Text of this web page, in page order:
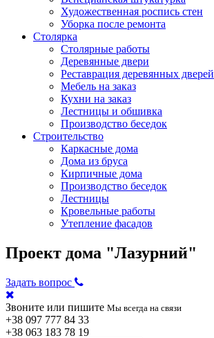
Художественная роспись стен
Уборка после ремонта
Столярка
Столярные работы
Деревянные двери
Реставрация деревянных дверей
Мебель на заказ
Кухни на заказ
Лестницы и обшивка
Производство беседок
Строительство
Каркасные дома
Дома из бруса
Кирпичные дома
Производство беседок
Лестницы
Кровельные работы
Утепление фасадов
Проект дома "Лазурний"
Задать вопрос
Звоните или пишите Мы всегда на связи
+38 097 777 84 33
+38 063 183 78 19